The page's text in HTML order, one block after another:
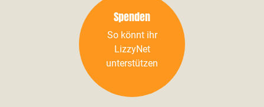
Spenden
So könnt ihr
LizzyNet
unterstützen